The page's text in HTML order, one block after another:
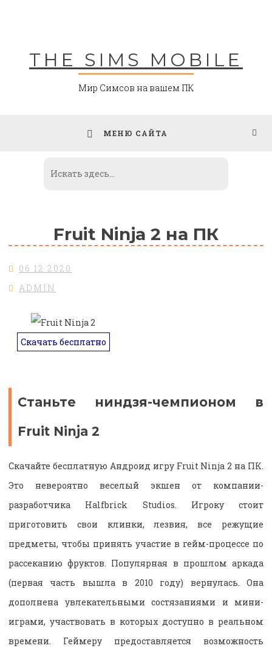
THE SIMS MOBILE
Мир Симсов на вашем ПК
МЕНЮ САЙТА
Fruit Ninja 2 на ПК
06.12.2020
ADMIN
Скачать бесплатно
Станьте ниндзя-чемпионом в
Fruit Ninja 2
Скачайте бесплатную Андроид игру Fruit Ninja 2 на ПК.
Это невероятно веселый экшен от компании-
разработчика Halfbrick Studios. Игроку стоит
приготовить свои клинки, лезвия, все режущие
предметы, чтобы принять участие в гейм-процессе по
рассеканию фруктов. Популярная в прошлом аркада
(первая часть вышла в 2010 году) вернулась. Она
дополнена увлекательными состязаниями и мини-
играми, участвовать в которых доступно в реальном
времени. Геймеру предоставляется возможность